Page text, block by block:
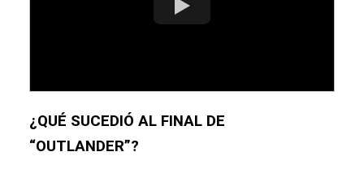
¿QUÉ SUCEDIÓ AL FINAL DE
“OUTLANDER”?